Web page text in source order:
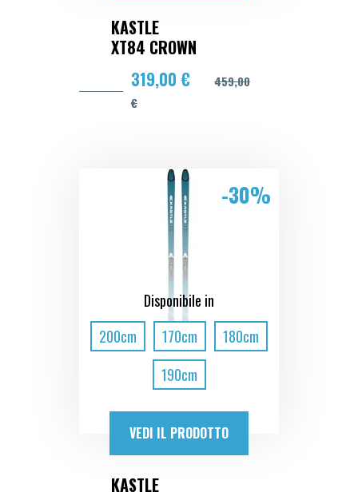
KASTLE
XT84 CROWN
319,00 €
459,00
€
Disponibile in
200cm
170cm
180cm
190cm
-30%
VEDI IL PRODOTTO
KASTLE